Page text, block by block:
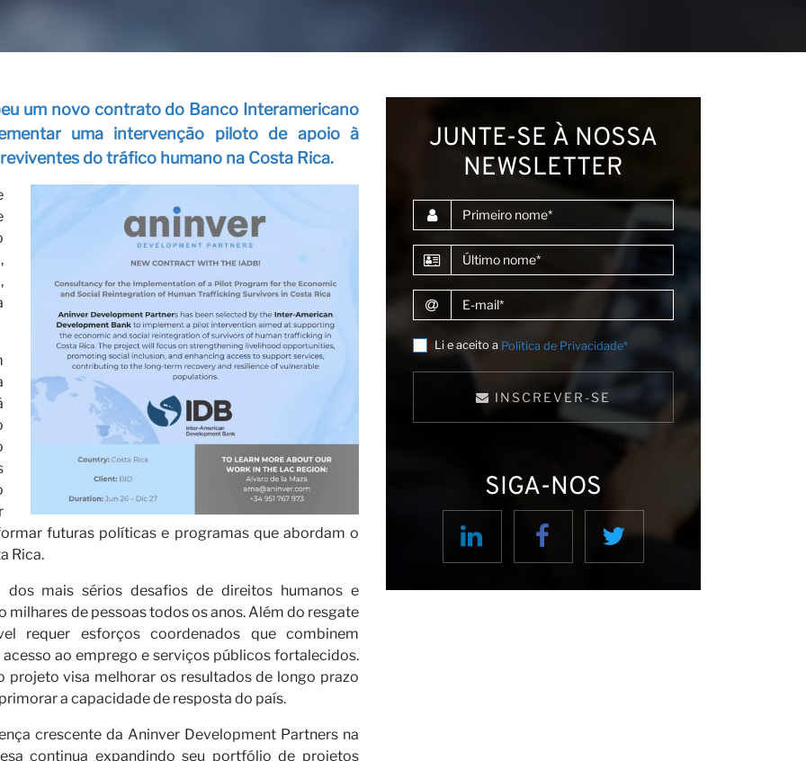
parceiro
um novo contrato do Banco Interamericano
uma intervenção piloto de apoio à
do tráfico humano na Costa Rica.
futuras políticas e programas que abordam o
Rica.
mais sérios desafios de direitos humanos e
de pessoas todos os anos. Além do resgate
requer esforços coordenados que combinem
ao emprego e serviços públicos fortalecidos.
projeto visa melhorar os resultados de longo prazo
a capacidade de resposta do país.
crescente da Aninver Development Partners na
continua expandindo seu portfólio de projetos
JUNTE-SE À NOSSA
NEWSLETTER
Primeiro nome
Último nome
E-mail
Li e aceito a Política de Privacidade*
INSCREVER-SE
SIGA-NOS